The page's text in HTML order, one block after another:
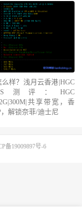
么样？浅月云香港|HGC
测评：HGC
共享带宽，香
解锁奈菲/迪士尼
备19009897号-6